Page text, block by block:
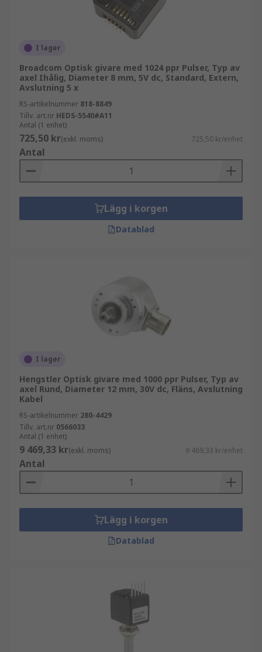
I lager
Broadcom Optisk givare med 1024 ppr Pulser, Typ av
axel Ihålig, Diameter 8 mm, 5V dc, Standard, Extern,
Avslutning 5 x
RS-artikelnummer 818-8849
Tillv. art.nr HEDS-5540#A11
Antal (1 enhet)
725,50 kr(exkl. moms) 725,50 kr/enhet
Antal
Lägg i korgen
Datablad
I lager
Hengstler Optisk givare med 1000 ppr Pulser, Typ av
axel Rund, Diameter 12 mm, 30V dc, Fläns, Avslutning
Kabel
RS-artikelnummer 280-4429
Tillv. art.nr 0566033
Antal (1 enhet)
9 469,33 kr(exkl. moms) 9 469,33 kr/enhet
Antal
Lägg i korgen
Datablad